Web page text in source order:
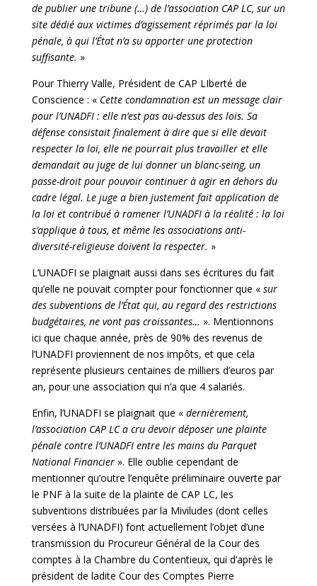
de publier une tribune (…) de l’association CAP LC, sur un
site dédié aux victimes d’agissement réprimés par la loi
pénale, à qui l’État n’a su apporter une protection
suffisante. »
Pour Thierry Valle, Président de CAP LIberté de
Conscience : « Cette condamnation est un message clair
pour l’UNADFI : elle n’est pas au-dessus des lois. Sa
défense consistait finalement à dire que si elle devait
respecter la loi, elle ne pourrait plus travailler et elle
demandait au juge de lui donner un blanc-seing, un
passe-droit pour pouvoir continuer à agir en dehors du
cadre légal. Le juge a bien justement fait application de
la loi et contribué à ramener l’UNADFI à la réalité : la loi
s’applique à tous, et même les associations anti-
diversité-religieuse doivent la respecter. »
L’UNADFI se plaignait aussi dans ses écritures du fait
qu’elle ne pouvait compter pour fonctionner que « sur
des subventions de l’État qui, au regard des restrictions
budgétaires, ne vont pas croissantes… ». Mentionnons
ici que chaque année, près de 90% des revenus de
l’UNADFI proviennent de nos impôts, et que cela
représente plusieurs centaines de milliers d’euros par
an, pour une association qui n’a que 4 salariés.
Enfin, l’UNADFI se plaignait que « dernièrement,
l’association CAP LC a cru devoir déposer une plainte
pénale contre l’UNADFI entre les mains du Parquet
National Financier». Elle oublie cependant de
mentionner qu’outre l’enquête préliminaire ouverte par
le PNF à la suite de la plainte de CAP LC, les
subventions distribuées par la Miviludes (dont celles
versées à l’UNADFI) font actuellement l’objet d’une
transmission du Procureur Général de la Cour des
comptes à la Chambre du Contentieux, qui d’après le
président de ladite Cour des Comptes Pierre